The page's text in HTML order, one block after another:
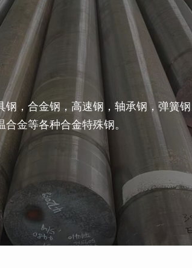
，合金钢，高速钢，轴承钢，弹簧钢
金等各种合金特殊钢。